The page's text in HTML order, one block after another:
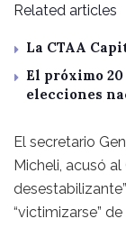
Related articles
La CTAA
El próximo
elecciones
El secretario
Micheli, acusó
“victimizarse”